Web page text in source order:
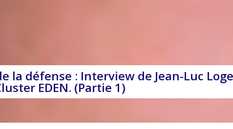
la défense : Interview de Jean-Luc
EDEN. (Partie 1)